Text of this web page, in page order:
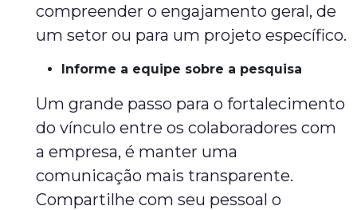
compreender o engajamento geral, de
um setor ou para um projeto específico.
Informe a equipe sobre a pesquisa
Um grande passo para o fortalecimento
do vínculo entre os colaboradores com
a empresa, é manter uma
comunicação mais transparente.
Compartilhe com seu pessoal o